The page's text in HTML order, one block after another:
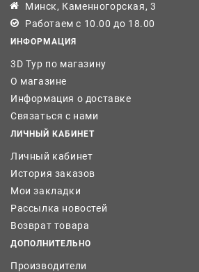
Минск, Каменногорская, 3
Работаем с 10.00 до 18.00
ИНФОРМАЦИЯ
3D Тур по магазину
О магазине
Информация о доставке
Связаться с нами
ЛИЧНЫЙ КАБИНЕТ
Личный кабинет
История заказов
Мои закладки
Рассылка новостей
Возврат товара
ДОПОЛНИТЕЛЬНО
Производители